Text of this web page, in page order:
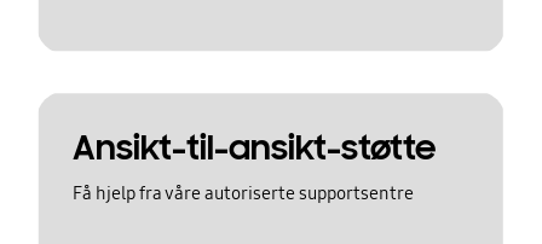
Ansikt-til-ansikt-støtte
Få hjelp fra våre autoriserte supportsentre